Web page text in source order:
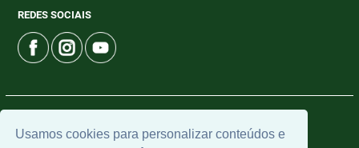
Usamos cookies para personalizar conteúdos e
REDES SOCIAIS
Universal Software.